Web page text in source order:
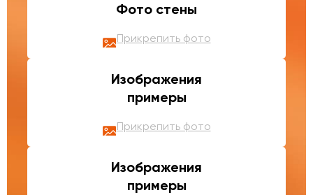
Фото стены
Прикрепить фото
Изображения
примеры
Прикрепить фото
Изображения
примеры